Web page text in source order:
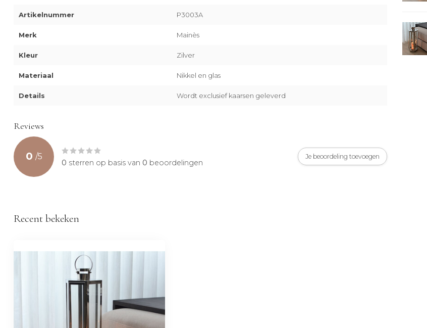
Artikelnummer P3003A
Merk Mainès
Kleur Zilver
Materiaal Nikkel en glas
Details Wordt exclusief kaarsen geleverd
Reviews
0 /5
0 sterren op basis van 0 beoordelingen
Je beoordeling toevoegen
Recent bekeken